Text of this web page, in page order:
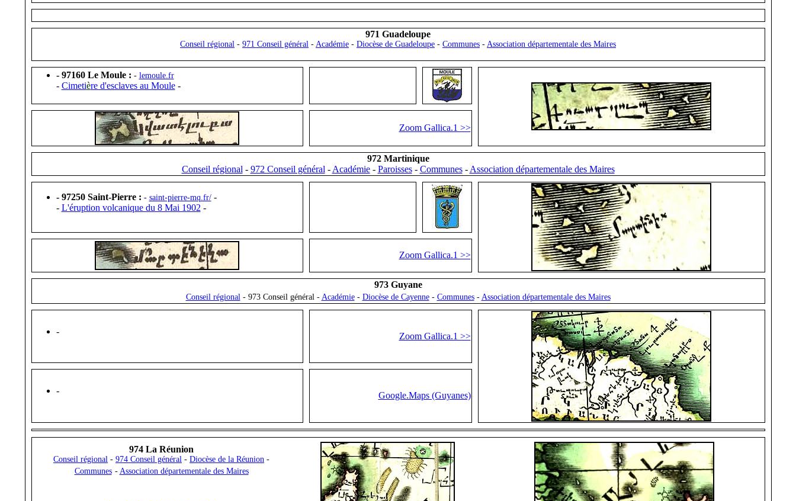
971 Guadeloupe
Conseil régional - 971 Conseil général - Académie - Diocèse de Guadeloupe - Communes - Association départementale des Maires
- 97160 Le Moule : - lemoule.fr
- Cimetière d'esclaves au Moule-
Zoom Gallica.1 >>
972 Martinique
Conseil régional - 972 Conseil général - Académie- Paroisses- Communes- Association départementale des Maires
- 97250 Saint-Pierre : - saint-pierre-mq.fr/-
- L'éruption volcanique du 8 Mai 1902 -
Zoom Gallica.1 >>
973 Guyane
Conseil régional- 973 Conseil général - Académie- Diocèse de Cayenne- Communes- Association départementale des Maires
- Zoom Gallica.1 >>
- Google.Maps (Guyanes)
974 La Réunion
Conseil régional - 974 Conseil général - Diocèse de la Réunion -
Communes - Association départementale des Maires